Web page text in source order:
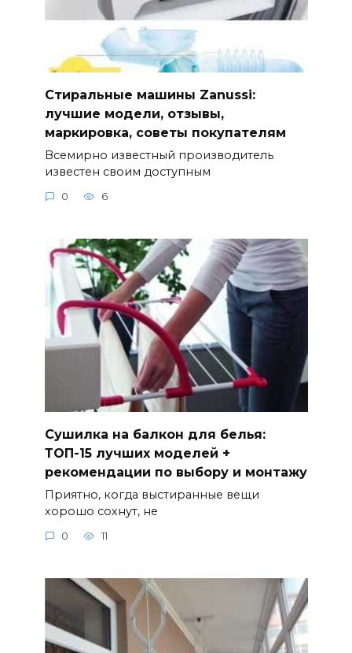
Стиральные машины Zanussi:
лучшие модели, отзывы,
маркировка, советы покупателям
Всемирно известный производитель
известен своим доступным
0 6
Сушилка на балкон для белья:
ТОП-15 лучших моделей +
рекомендации по выбору и монтажу
Приятно, когда выстиранные вещи
хорошо сохнут, не
0 11